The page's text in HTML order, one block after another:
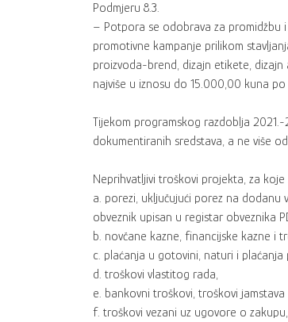
Podmjeru 8.3.
– Potpora se odobrava za promidžbu
promotivne kampanje prilikom
proizvoda-brend, dizajn etikete,
najviše u iznosu do 15.000,00 kuna po
Tijekom programskog razdoblja
dokumentiranih sredstava, a ne više
Neprihvatljivi troškovi projekta, za
a. porezi, uključujući porez na dodanu
obveznik upisan u registar obveznika
b. novčane kazne, financijske kazne i
c. plaćanja u gotovini, naturi i
d. troškovi vlastitog rada,
e. bankovni troškovi, troškovi jamstava
f. troškovi vezani uz ugovore o